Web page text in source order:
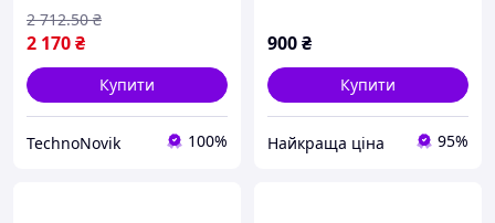
2 170₴
2 712.50 ₴
Купити
TechnoNovik 100%
900₴
Купити
Найкраща ціна 95%